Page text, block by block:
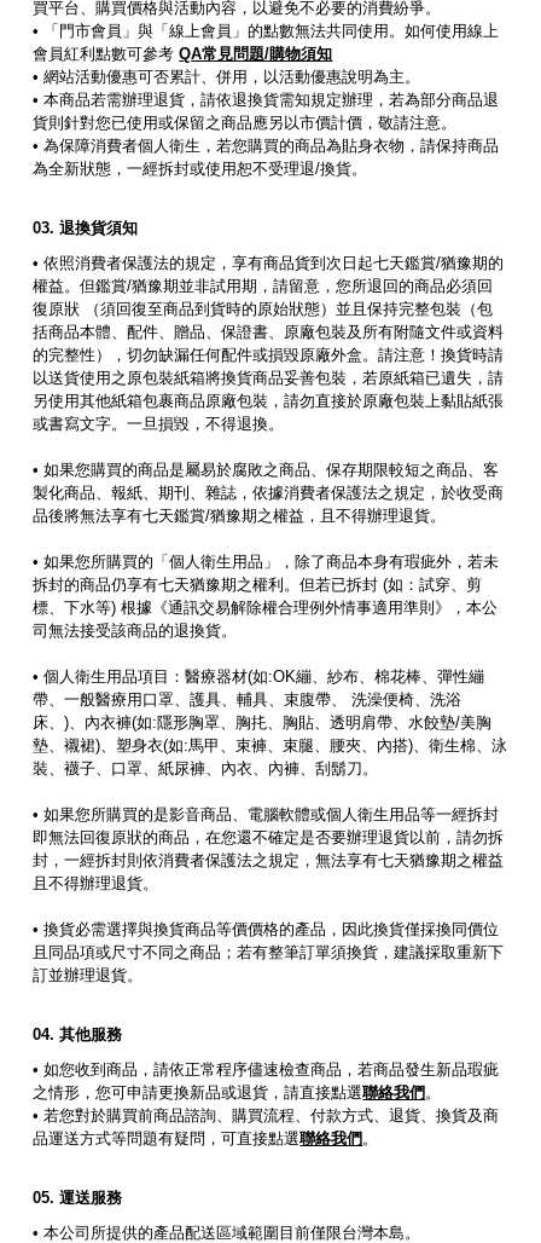
買平台、購買價格與活動內容，以避免不必要的消費紛爭。
• 「門市會員」與「線上會員」的點數無法共同使用。如何使用線上
會員紅利點數可參考QA常見問題/購物須知
• 網站活動優惠可否累計、併用，以活動優惠說明為主。
• 本商品若需辦理退貨，請依退換貨需知規定辦理，若為部分商品退
貨則針對您已使用或保留之商品應另以市價計價，敬請注意。
• 為保障消費者個人衛生，若您購買的商品為貼身衣物，請保持商品
為全新狀態，一經拆封或使用恕不受理退/換貨。
退換貨須知
• 依照消費者保護法的規定，享有商品貨到次日起七天鑑賞/猶豫期的
權益。但鑑賞/猶豫期並非試用期，請留意，您所退回的商品必須回
復原狀 （須回復至商品到貨時的原始狀態）並且保持完整包裝（包
括商品本體、配件、贈品、保證書、原廠包裝及所有附隨文件或資料
的完整性），切勿缺漏任何配件或損毀原廠外盒。請注意！換貨時請
以送貨使用之原包裝紙箱將換貨商品妥善包裝，若原紙箱已遺失，請
另使用其他紙箱包裹商品原廠包裝，請勿直接於原廠包裝上黏貼紙張
或書寫文字。一旦損毀，不得退換。
• 如果您購買的商品是屬易於腐敗之商品、保存期限較短之商品、客
製化商品、報紙、期刊、雜誌，依據消費者保護法之規定，於收受商
品後將無法享有七天鑑賞/猶豫期之權益，且不得辦理退貨。
• 如果您所購買的「個人衛生用品」，除了商品本身有瑕疵外，若未
拆封的商品仍享有七天猶豫期之權利。但若已拆封 (如：試穿、剪
標、下水等) 根據《通訊交易解除權合理例外情事適用準則》，本公
司無法接受該商品的退換貨。
• 個人衛生用品項目：醫療器材(如:OK繃、紗布、棉花棒、彈性繃
帶、一般醫療用口罩、護具、輔具、束腹帶、 洗澡便椅、洗浴
床、)、內衣褲(如:隱形胸罩、胸扥、胸貼、透明肩帶、水餃墊/美胸
墊、襯裙)、塑身衣(如:馬甲、束褲、束腿、腰夾、內搭)、衛生棉、泳
裝、襪子、口罩、紙尿褲、內衣、內褲、刮鬍刀。
• 如果您所購買的是影音商品、電腦軟體或個人衛生用品等一經拆封
即無法回復原狀的商品，在您還不確定是否要辦理退貨以前，請勿拆
封，一經拆封則依消費者保護法之規定，無法享有七天猶豫期之權益
且不得辦理退貨。
• 換貨必需選擇與換貨商品等價價格的產品，因此換貨僅採換同價位
且同品項或尺寸不同之商品；若有整筆訂單須換貨，建議採取重新下
訂並辦理退貨。
其他服務
• 如您收到商品，請依正常程序儘速檢查商品，若商品發生新品瑕疵
之情形，您可申請更換新品或退貨，請直接點選聯絡我們。
• 若您對於購買前商品諮詢、購買流程、付款方式、退貨、換貨及商
品運送方式等問題有疑問，可直接點選聯絡我們。
運送服務
• 本公司所提供的產品配送區域範圍目前僅限台灣本島。